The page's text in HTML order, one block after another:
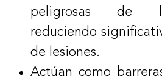
peligrosas de
reduciendo
de lesiones.
Actúan como